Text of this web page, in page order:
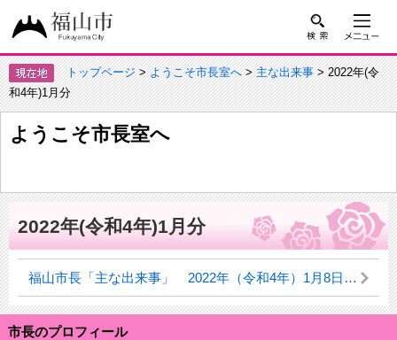
トップページ>ようこそ市長室へ>主な出来事> 2022年(令
和4年)1月分
ようこそ市長室へ
市長のプロフィール
2022年(令和4年)1月分
福山市長「主な出来事」 2022年（令和4年）1月8日（土曜日）